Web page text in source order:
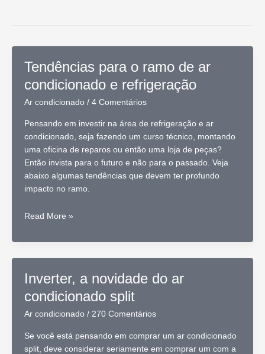
Tendências para o ramo de ar
condicionado e refrigeração
Ar condicionado/ 4 Comentários
Pensando em investir na área de refrigeração e ar
condicionado, seja fazendo um curso técnico, montando
uma oficina de reparos ou então uma loja de peças?
Então invista para o futuro e não para o passado. Veja
abaixo algumas tendências que devem ter profundo
impacto no ramo.
Tendências
o
ar
condicionado
Read More »
Inverter, a novidade do ar
condicionado split
Ar condicionado/ 270 Comentários
Se você está pensando em comprar um ar condicionado
split, deve considerar seriamente em comprar um com a